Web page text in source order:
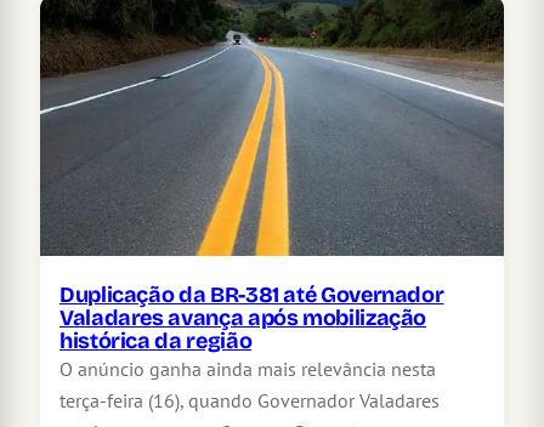
Duplicação da BR-381 até Governador
Valadares avança após mobilização
histórica da região
O anúncio ganha ainda mais relevância nesta
terça-feira (16), quando Governador Valadares